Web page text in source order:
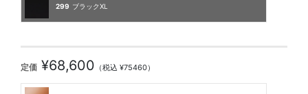
299 ブラックXL
定価 ¥68,600 （税込 ¥75460）